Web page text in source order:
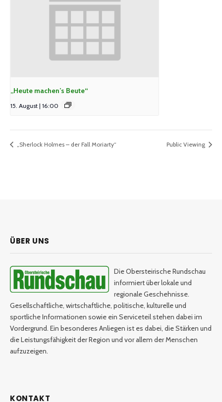
„Heute machen’s Beute“
15. August | 16:00
„Sherlock Holmes – der Fall Moriarty“ Public Viewing
ÜBER UNS
Die Obersteirische Rundschau
informiert über lokale und
regionale Geschehnisse.
Gesellschaftliche, wirtschaftliche, politische, kulturelle und
sportliche Informationen sowie ein Serviceteil stehen dabei im
Vordergrund. Ein besonderes Anliegen ist es dabei, die Stärken und
die Leistungsfähigkeit der Region und vor allem der Menschen
aufzuzeigen.
KONTAKT